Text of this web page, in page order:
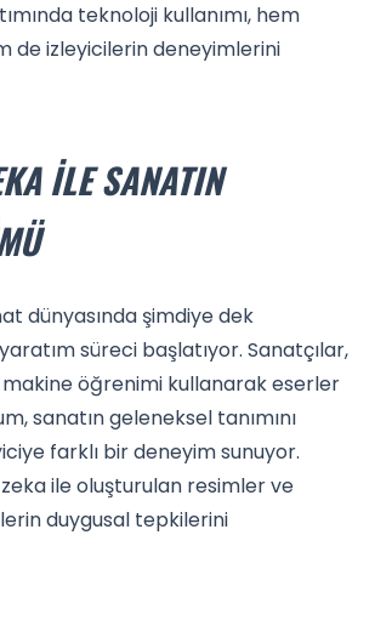
teknoloji kullanımı, hem
de izleyicilerin deneyimlerini
ILE SANATIN
dünyasında şimdiye dek
süreci başlatıyor. Sanatçılar,
öğrenimi kullanarak eserler
sanatın geleneksel tanımını
farklı bir deneyim sunuyor.
ile oluşturulan resimler ve
duygusal tepkilerini